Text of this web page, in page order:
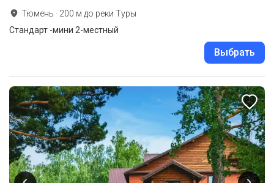
Тюмень · 200 м до реки Туры
Стандарт -мини 2-местный
Выбрать